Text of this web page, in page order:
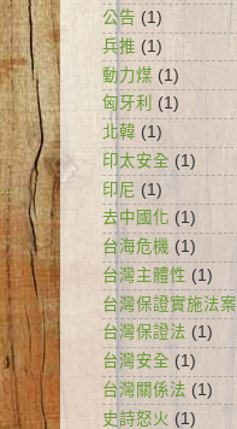
公告 (1)
兵推 (1)
動力煤 (1)
匈牙利
(1)
北韓 (1)
印太安全 (1)
印尼 (1)
去中國化 (1)
台海危機 (1)
台灣主體性 (1)
台灣保證實施法案
台灣保證法 (1)
台灣安全 (1)
台灣關係法 (1)
史詩怒火 (1)